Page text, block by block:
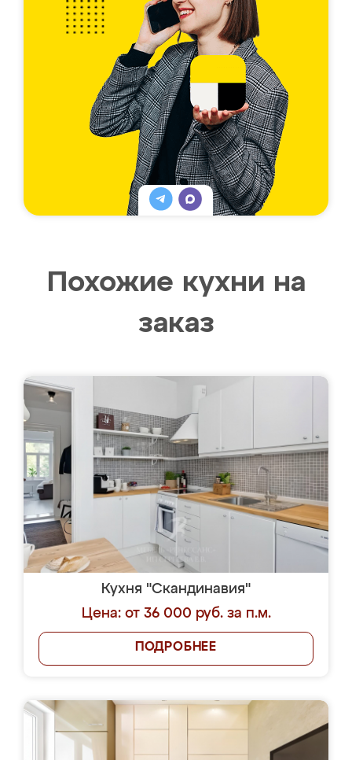
Похожие кухни на
заказ
Кухня "Скандинавия"
Цена: от 36 000 руб. за п.м.
ПОДРОБНЕЕ